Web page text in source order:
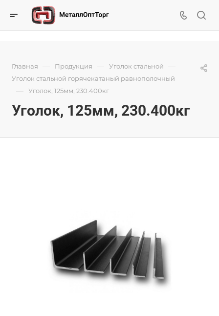
Главная — Продукция — Уголок стальной —
Уголок стальной горячекатаный равнополочный
— Уголок, 125мм, 230.400кг
Уголок, 125мм, 230.400кг